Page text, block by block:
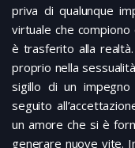
priva di qualunque
virtuale che
è trasferito alla
proprio nella
sigillo di un
seguito
un amore che si è
generare nuove vite.